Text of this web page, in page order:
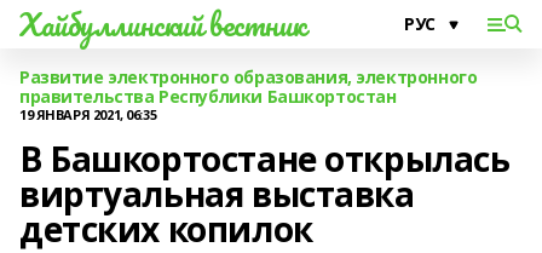
Хайбуллинский вестник
Развитие электронного образования, электронного
правительства Республики Башкортостан
19 ЯНВАРЯ 2021, 06:35
В Башкортостане открылась
виртуальная выставка
детских копилок